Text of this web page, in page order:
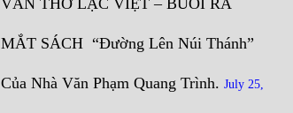
VĂN THƠ LẠC VIỆT – BUỔI RA
MẮT SÁCH “Đường Lên Núi Thánh”
Của Nhà Văn Phạm Quang Trình. July 25,